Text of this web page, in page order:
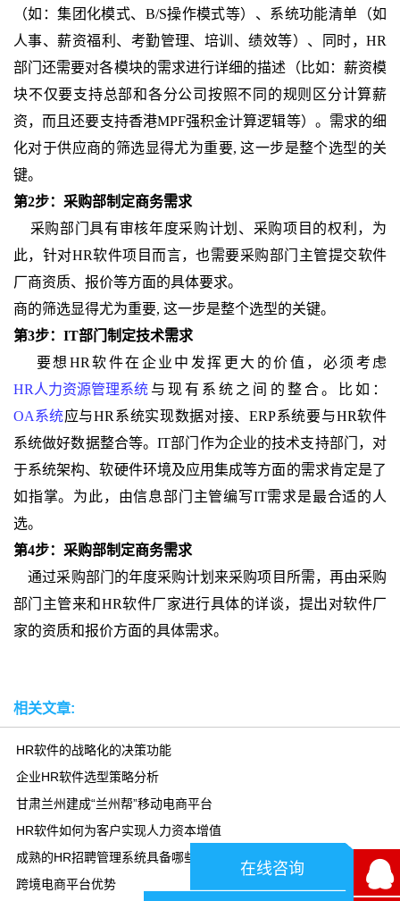
（如：集团化模式、B/S操作模式等）、系统功能清单（如
人事、薪资福利、考勤管理、培训、绩效等）、同时，HR
部门还需要对各模块的需求进行详细的描述（比如：薪资模
块不仅要支持总部和各分公司按照不同的规则区分计算薪
资，而且还要支持香港MPF强积金计算逻辑等）。需求的细
化对于供应商的筛选显得尤为重要, 这一步是整个选型的关
键。
第2步：采购部制定商务需求
采购部门具有审核年度采购计划、采购项目的权利，为
此，针对HR软件项目而言，也需要采购部门主管提交软件
厂商资质、报价等方面的具体要求。
商的筛选显得尤为重要, 这一步是整个选型的关键。
第3步：IT部门制定技术需求
要想HR软件在企业中发挥更大的价值，必须考虑
HR人力资源管理系统 与现有系统之间的整合。比如：
OA系统应与HR系统实现数据对接、ERP系统要与HR软件
系统做好数据整合等。IT部门作为企业的技术支持部门，对
于系统架构、软硬件环境及应用集成等方面的需求肯定是了
如指掌。为此，由信息部门主管编写IT需求是最合适的人
选。
第4步：采购部制定商务需求
通过采购部门的年度采购计划来采购项目所需，再由采购
部门主管来和HR软件厂家进行具体的详谈，提出对软件厂
家的资质和报价方面的具体需求。
相关文章:
HR软件的战略化的决策功能
企业HR软件选型策略分析
甘肃兰州建成“兰州帮”移动电商平台
HR软件如何为客户实现人力资本增值
成熟的HR招聘管理系统具备哪些特质？
跨境电商平台优势
在线咨询